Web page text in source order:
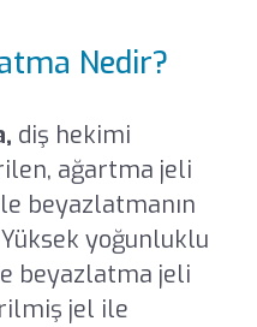
Nedir?
diş hekimi
ağartma jeli
beyazlatmanın
yoğunluklu
beyazlatma jeli
jel ile